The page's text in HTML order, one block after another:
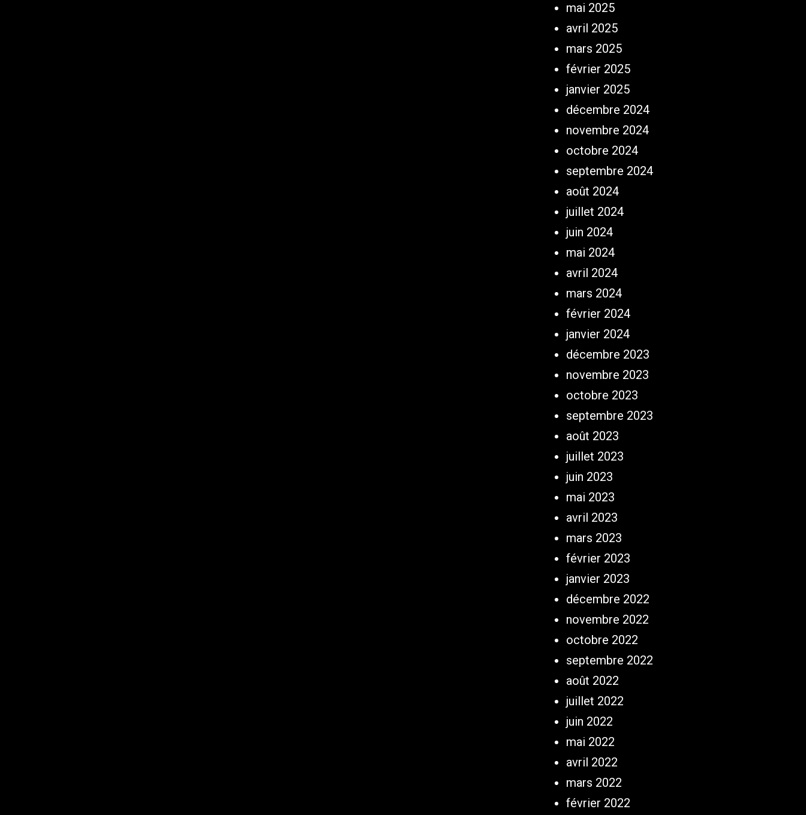
mai 2025
avril 2025
mars 2025
février 2025
janvier 2025
décembre 2024
novembre 2024
octobre 2024
septembre 2024
août 2024
juillet 2024
juin 2024
mai 2024
avril 2024
mars 2024
février 2024
janvier 2024
décembre 2023
novembre 2023
octobre 2023
septembre 2023
août 2023
juillet 2023
juin 2023
mai 2023
avril 2023
mars 2023
février 2023
janvier 2023
décembre 2022
novembre 2022
octobre 2022
septembre 2022
août 2022
juillet 2022
juin 2022
mai 2022
avril 2022
mars 2022
février 2022